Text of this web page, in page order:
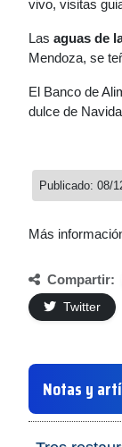
vivo, visitas
Las aguas de
Mendoza, se
El Banco de
dulce de
Publicado: 08/
Más
Compartir:
Twitter
Notas y